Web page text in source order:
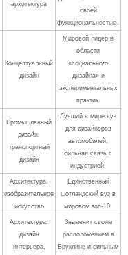
архитектура
своей
функциональностью.
Концептуальный
дизайн
Мировой лидер в
области
«социального
дизайна» и
экспериментальных
практик.
Промышленный
дизайн,
транспортный
дизайн
Лучший в мире вуз
для дизайнеров
автомобилей,
сильная связь с
индустрией.
Архитектура,
изобразительное
искусство
Единственный
шотландский вуз в
мировом топ-10.
Архитектура,
дизайн
интерьера,
Знаменит своим
расположением в
Бруклине и сильным